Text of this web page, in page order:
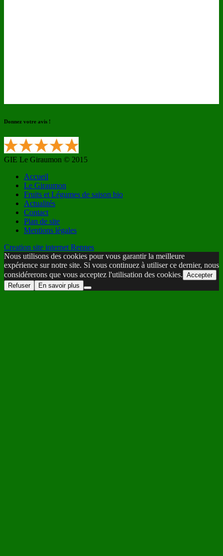
Donnez votre avis !
GIE Le Giraumon © 2015
Accueil
Le Giraumon
Fruits et Légumes de saison bio
Actualités
Contact
Plan de site
Mentions légales
Creation site internet Rennes
Nous utilisons des cookies pour vous garantir la meilleure
expérience sur notre site. Si vous continuez à utiliser ce dernier, nous
considérerons que vous acceptez l'utilisation des cookies. Accepter
Refuser
En savoir plus